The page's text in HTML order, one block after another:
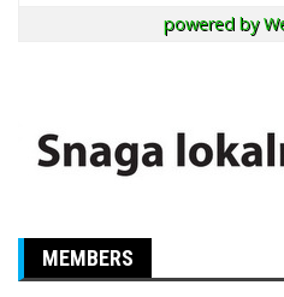
powered by
MEMBERS